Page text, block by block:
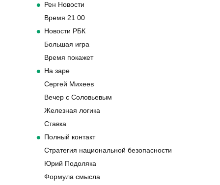
Рен Новости
Время 21 00
Новости РБК
Большая игра
Время покажет
На заре
Сергей Михеев
Вечер с Соловьевым
Железная логика
Ставка
Полный контакт
Стратегия национальной безопасности
Юрий Подоляка
Формула смысла